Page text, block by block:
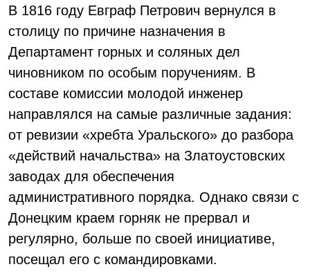
В 1816 году Евграф Петрович вернулся в
столицу по причине назначения в
Департамент горных и соляных дел
чиновником по особым поручениям. В
составе комиссии молодой инженер
направлялся на самые различные задания:
от ревизии «хребта Уральского» до разбора
«действий начальства» на Златоустовских
заводах для обеспечения
административного порядка. Однако связи с
Донецким краем горняк не прервал и
регулярно, больше по своей инициативе,
посещал его с командировками.